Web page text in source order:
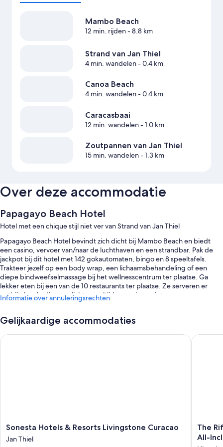
Mambo Beach
12 min. rijden- 8.8 km
Strand van Jan Thiel
4 min. wandelen- 0.4 km
Canoa Beach
4 min. wandelen- 0.4 km
Caracasbaai
12 min. wandelen- 1.0 km
Zoutpannen van Jan Thiel
15 min. wandelen- 1.3 km
Over deze accommodatie
Papagayo Beach Hotel
Hotel met een chique stijl niet ver van Strand van Jan Thiel
Papagayo Beach Hotel bevindt zich dicht bij Mambo Beach en biedt
een casino, vervoer van/naar de luchthaven en een strandbar. Pak de
jackpot bij dit hotel met 142 gokautomaten, bingo en 8 speeltafels.
Trakteer jezelf op een body wrap, een lichaamsbehandeling of een
diepe bindweefselmassage bij het wellnesscentrum ter plaatse. Ga
lekker eten bij een van de 10 restaurants ter plaatse. Ze serveren er
ontbijt, lunch, diner en lichte maaltijden, en je geniet er van
internationale gerechten. In de healthclub kun je fitnesslessen en
Gratis wifi in de kamer, een buurtwinkel en een terras zijn beschikbaar
Beoordelingen van gasten tonen hoge cijfers voor het behulpzame
personeel
Informatie over annuleringsrechten
Gelijkaardige accommodaties
Sonesta
Hotels
&
Sonesta Hotels & Resorts Livingstone Curacao
Jan Thiel
Sonesta Hotels & Resorts Livingstone Curacao
The
Rif
The
All-
The Rif